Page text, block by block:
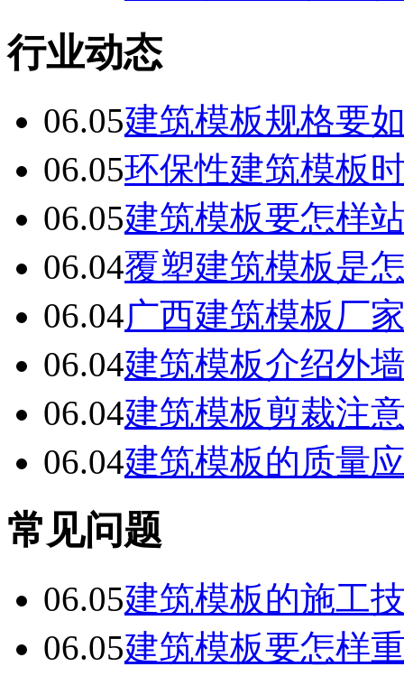
行业动态
06.05建筑模板规格要
06.05环保性建筑模板
06.05建筑模板要怎样
06.04覆塑建筑模板是
06.04广西建筑模板厂
06.04建筑模板介绍外
06.04建筑模板剪裁注
06.04建筑模板的质量
常见问题
06.05建筑模板的施工
06.05建筑模板要怎样